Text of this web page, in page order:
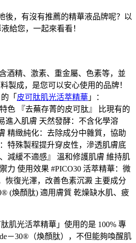
後，有沒有推薦的精華液品牌呢？以
給您，一起來看看！
酒精、激素、重金屬、色素等，並
製成，是您可以安心使用的品牌！
「 皮可肽肌光活萃精華 」：
肌光活萃精華」使用的是 100% 專
－30®（煥顏肽），不但能夠喚醒肌